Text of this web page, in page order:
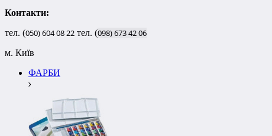
Контакти:
тел. (050)6040822 тел. (098)6734206
м. Київ
ФАРБИ